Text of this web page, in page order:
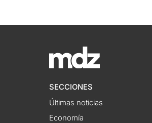
SECCIONES
Últimas noticias
Economía